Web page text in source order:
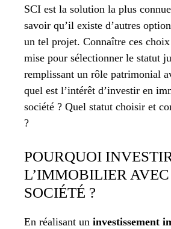
SCI est la solution la plus
savoir qu’il existe d’autres
un tel projet. Connaître ces
mise pour sélectionner le statut
remplissant un rôle patrimonial
quel est l’intérêt d’investir en
société ? Quel statut choisir et
?
POURQUOI
L’IMMOBILIER
SOCIÉTÉ ?
En réalisant un investissement